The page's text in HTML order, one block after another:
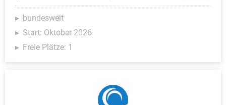
bundesweit
Start: Oktober 2026
Freie Plätze: 1